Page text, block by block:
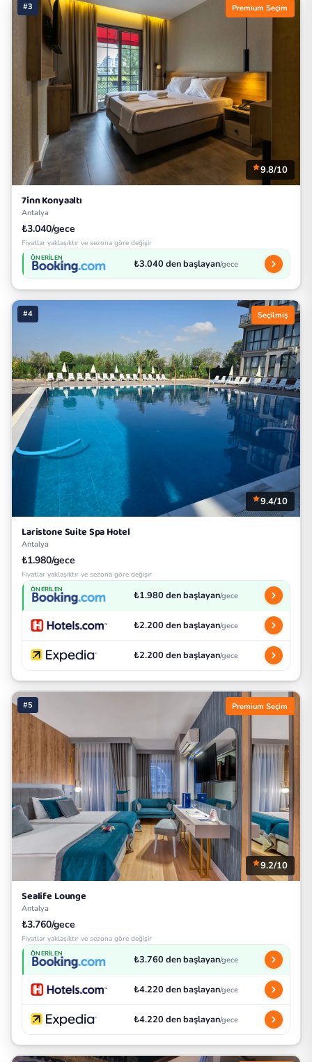
#3 Premium Seçim
9.8/10
7inn Konyaaltı
Antalya
₺3.040/gece
Fiyatlar yaklaşıktır ve sezona göre değişir
ÖNERILEN ₺3.040 den başlayan/gece
#4 Seçilmiş
9.4/10
Laristone Suite Spa Hotel
Antalya
₺1.980/gece
Fiyatlar yaklaşıktır ve sezona göre değişir
ÖNERILEN ₺1.980 den başlayan/gece
₺2.200 den başlayan/gece
₺2.200 den başlayan/gece
#5 Premium Seçim
9.2/10
Sealife Lounge
Antalya
₺3.760/gece
Fiyatlar yaklaşıktır ve sezona göre değişir
ÖNERILEN ₺3.760 den başlayan/gece
₺4.220 den başlayan/gece
₺4.220 den başlayan/gece